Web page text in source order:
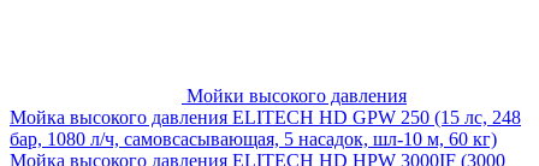
Мойки высокого давления
Мойка высокого давления ELITECH HD GPW 250 (15 лс, 248
бар, 1080 л/ч, самовсасывающая, 5 насадок, шл-10 м, 60 кг)
Мойка высокого давления ELITECH HD HPW 3000IF (3000